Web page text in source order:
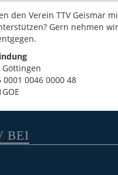
den Verein TTV Geismar
Gern nehmen
Göttingen
0001 0046 0000 48
BEI